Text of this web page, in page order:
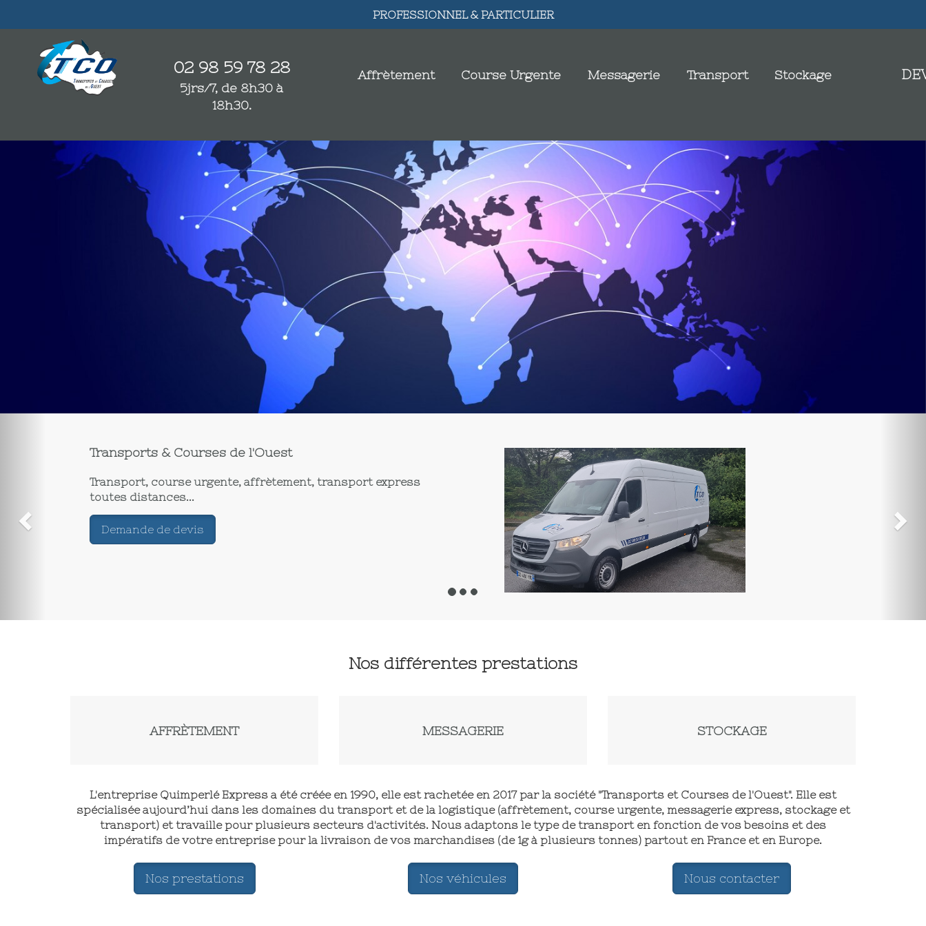
PROFESSIONNEL & PARTICULIER
02 98 59 78 28
5jrs/7, de 8h30 à
18h30.
Affrètement Course Urgente Messagerie Transport Stockage
Transports & Courses de l'Ouest
Transport, course urgente, affrètement, transport express
toutes distances...
Demande de devis
Nos différentes prestations
AFFRÈTEMENT MESSAGERIE STOCKAGE
L'entreprise Quimperlé Express a été créée en 1990, elle est rachetée en 2017 par la société "Transports et Courses de l'Ouest". Elle est
spécialisée aujourd’hui dans les domaines du transport et de la logistique (affrètement, course urgente, messagerie express, stockage et
transport) et travaille pour plusieurs secteurs d'activités. Nous adaptons le type de transport en fonction de vos besoins et des
impératifs de votre entreprise pour la livraison de vos marchandises (de 1g à plusieurs tonnes) partout en France et en Europe.
Nos prestations Nos véhicules Nous contacter